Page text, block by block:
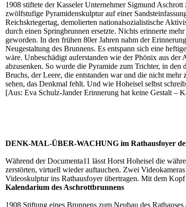
1908 stiftete der Kasseler Unternehmer Sigmund
zwölfstufige Pyramidenskulptur auf einer
Reichskriegertag, demolierten nationalsozialistische
durch einen Springbrunnen ersetzte. Nichts erinnerte
geworden. In den frühen 80er Jahren nahm der
Neugestaltung des Brunnens. Es entspann sich eine
wäre. Unbeschädigt auferstanden wie der Phönix aus
abzusenken. So wurde die Pyramide zum Trichter, in
Bruchs, der Leere, die entstanden war und die nicht
sehen, das Denkmal fehlt. Und wie Hoheisel selbst
[Aus: Eva Schulz-Jander Erinnerung hat keine Gestalt –
DENK-MAL-ÜBER-WACHUNG im Rathausfoyer
Während der Documenta11 lässt Horst Hoheisel die
zerstörten, virtuell wieder auftauchen. Zwei
Videoskulptur ins Rathausfoyer übertragen. Mit dem
Kalendarium des Aschrottbrunnens
1908 Stiftung eines Brunnens zum Neubau des